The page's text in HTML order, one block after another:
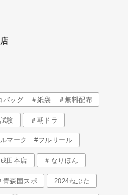
バッグ ＃紙袋 ＃無料配布
験 ＃朝ドラ
マーク #フルリール
田本店 ＃なりほん
青森国スポ 2024ねぶた